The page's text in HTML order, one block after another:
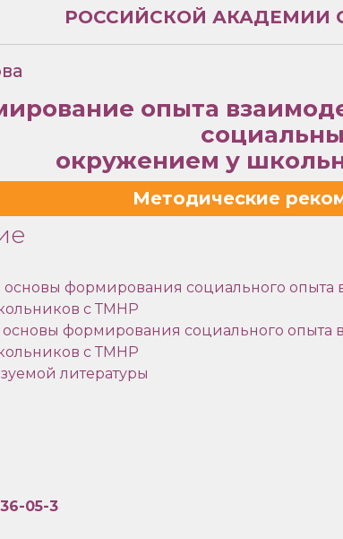
РОССИЙСКОЙ АКАДЕМИИ
опыта
окружением у
Методические
основы формирования социального
с ТМНР
формирования социального
с ТМНР
литературы
05-3